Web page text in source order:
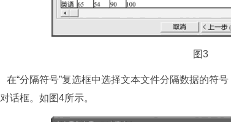
图3
“分隔符号”复选框中选择文本文件分隔数据的符号
话框。如图4所示。